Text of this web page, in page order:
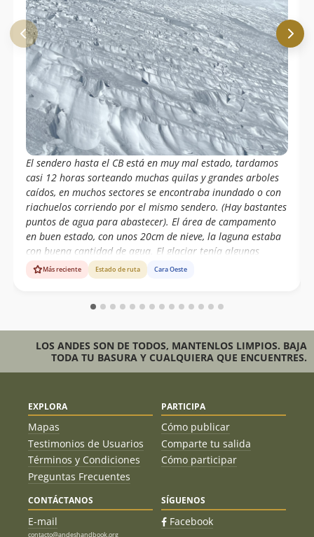
El sendero hasta el CB está en muy mal estado, tardamos
casi 12 horas sorteando muchas quilas y grandes arboles
caídos, en muchos sectores se encontraba inundado o con
riachuelos corriendo por el mismo sendero. (Hay bastantes
puntos de agua para abastecer). El área de campamento
en buen estado, con unos 20cm de nieve, la laguna estaba
con buena cantidad de agua. El glaciar tenía algunas
grietas bastante grandes pero a la vista, los puentes de
nieve bastantes firmes; buena nieve en general con algunos
de placa desde unos 20 mts por debajo de la cumbre.
bajada hasta el CB desde los 2130 msnm.
Más reciente Estado de ruta Cara Oeste
LOS ANDES SON DE TODOS, MANTENLOS LIMPIOS. BAJA
TODA TU BASURA Y CUALQUIERA QUE ENCUENTRES.
EXPLORA
Mapas
Testimonios de Usuarios
Términos y Condiciones
Preguntas Frecuentes
PARTICIPA
Cómo publicar
Comparte tu salida
Cómo participar
CONTÁCTANOS
E-mail
contacto@andeshandbook.org
SÍGUENOS
Facebook